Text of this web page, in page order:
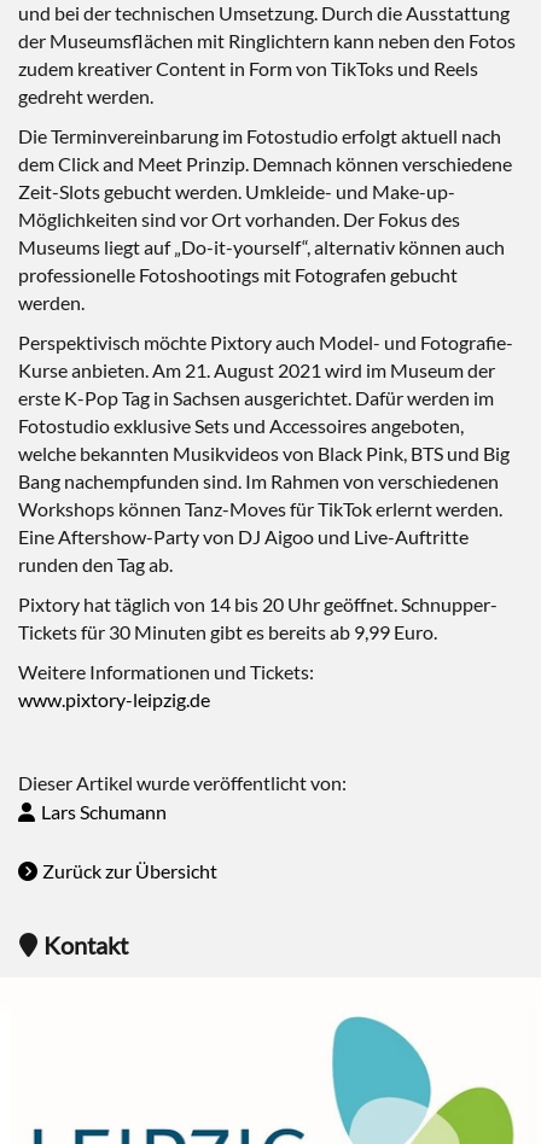
und bei der technischen Umsetzung. Durch die Ausstattung
der Museumsflächen mit Ringlichtern kann neben den Fotos
zudem kreativer Content in Form von TikToks und Reels
gedreht werden.
Die Terminvereinbarung im Fotostudio erfolgt aktuell nach
dem Click and Meet Prinzip. Demnach können verschiedene
Zeit-Slots gebucht werden. Umkleide- und Make-up-
Möglichkeiten sind vor Ort vorhanden. Der Fokus des
Museums liegt auf „Do-it-yourself“, alternativ können auch
professionelle Fotoshootings mit Fotografen gebucht
werden.
Perspektivisch möchte Pixtory auch Model- und Fotografie-
Kurse anbieten. Am 21. August 2021 wird im Museum der
erste K-Pop Tag in Sachsen ausgerichtet. Dafür werden im
Fotostudio exklusive Sets und Accessoires angeboten,
welche bekannten Musikvideos von Black Pink, BTS und Big
Bang nachempfunden sind. Im Rahmen von verschiedenen
Workshops können Tanz-Moves für TikTok erlernt werden.
Eine Aftershow-Party von DJ Aigoo und Live-Auftritte
runden den Tag ab.
Pixtory hat täglich von 14 bis 20 Uhr geöffnet. Schnupper-
Tickets für 30 Minuten gibt es bereits ab 9,99 Euro.
Weitere Informationen und Tickets:
www.pixtory-leipzig.de
Dieser Artikel wurde veröffentlicht von:
Lars Schumann
Zurück zur Übersicht
Kontakt